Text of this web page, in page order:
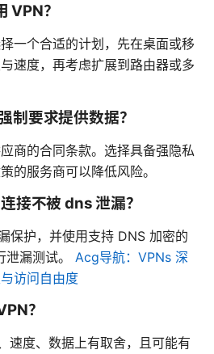
VPN？
一个合适的计划，先在桌面或移
速度，再考虑扩展到路由器或多
制要求提供数据？
商的合同条款。选择具备强隐私
的服务商可以降低风险。
接不被 dns 泄漏？
保护，并使用支持 DNS 加密的
漏测试。 Acg导航：VPNs 深
访问自由度
？
速度、数据上有取舍，且可能有